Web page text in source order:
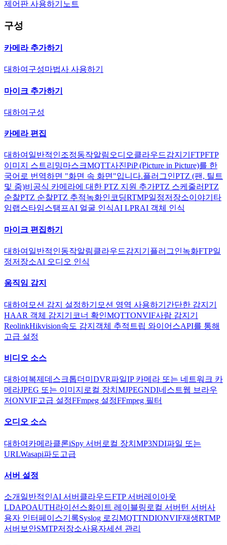
제어판 사용하기 노트
구성
카메라 추가하기
대하여 구성마법사 사용하기
마이크 추가하기
대하여 구성
카메라 편집
대하여 일반적인조정동작알림오디오클라우드감지기 FTPFTP
이미지 스트리밍마스크MQTT사진PiP (Picture in Picture)를 한
국어로 번역하면 "화면 속 화면"입니다.플러그인PTZ (팬, 틸트
및 줌)비공식 카메라에 대한 PTZ 지원 추가PTZ 스케줄러PTZ
순찰PTZ 순찰PTZ 추적녹화인코딩RTMP일정저장소이야기 타
임랩스타임스탬프AI 얼굴 인식AI LPRAI 객체 인식
마이크 편집하기
대하여 일반적인동작알림클라우드감지기 플러그인녹화FTP일
정저장소AI 오디오 인식
움직임 감지
대하여 모션 감지 설정하기 모션 영역 사용하기 간단한 감지기
HAAR 객체 감지기 코너 확인MQTTONVIF사람 감지기
ReolinkHikvision속도 감지 객체 추적 트립 와이어스API를 통해
고급 설정
비디오 소스
대하여 복제 데스크톱더미 DVR파일IP 카메라 또는 네트워크 카
메라JPEG 또는 이미지 로컬 장치 MJPEGNDI네스트웹 브라우
저ONVIF고급 설정FFmpeg 설정FFmpeg 필터
오디오 소스
대하여 카메라클론iSpy 서버 로컬 장치 MP3NDI파일 또는
URLWasapi파도 고급
서버 설정
소개 일반적인AI 서버 클라우드FTP 서버 레이아웃
LDAPOAUTH라이선스화이트 레이블링 로컬 서버 턴 서버사
용자 인터페이스기록Syslog 로깅MQTTNDIONVIF재생RTMP
서버 보안SMTP저장소사용자세션 관리